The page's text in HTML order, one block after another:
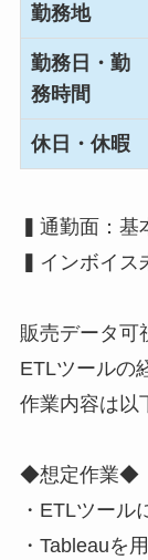
勤務地
勤務日・勤
務時間
休日・休暇
▍通勤面：基
▍インボイス
販売データ可
ETLツールの
作業内容は以
◆想定作業◆
・ETLツール
・Tableauを